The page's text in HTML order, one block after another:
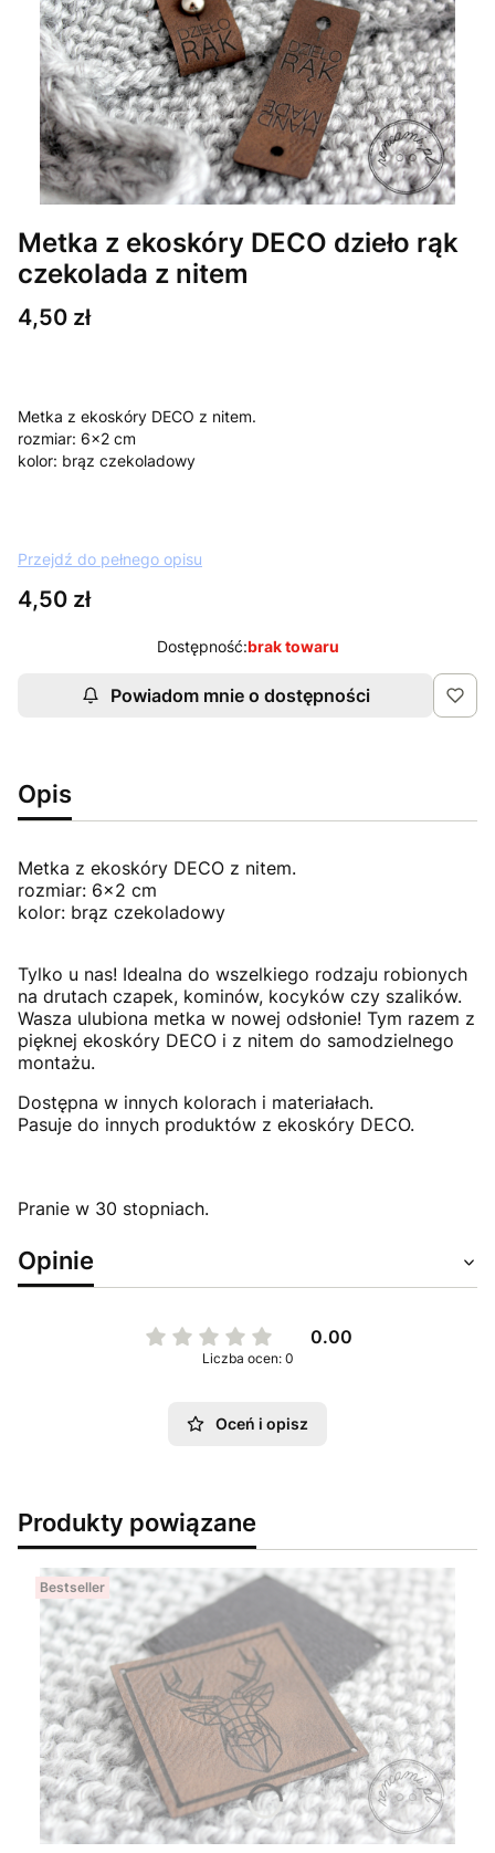
Metka z ekoskóry DECO dzieło rąk
czekolada z nitem
Cena
4,50 zł
Metka z ekoskóry DECO z nitem.
rozmiar: 6x2 cm
kolor: brąz czekoladowy
Przejdź do pełnego opisu
Cena
4,50 zł
Dostępność:brak towaru
Powiadom mnie o dostępności
Opis
Metka z ekoskóry DECO z nitem.
rozmiar: 6x2 cm
kolor: brąz czekoladowy
Tylko u nas! Idealna do wszelkiego rodzaju robionych
na drutach czapek, kominów, kocyków czy szalików.
Wasza ulubiona metka w nowej odsłonie! Tym razem z
pięknej ekoskóry DECO i z nitem do samodzielnego
montażu.
Dostępna w innych kolorach i materiałach.
Pasuje do innych produktów z ekoskóry DECO.
Pranie w 30 stopniach.
Opinie
0.00
Liczba ocen: 0
Oceń i opisz
Produkty powiązane
Bestseller